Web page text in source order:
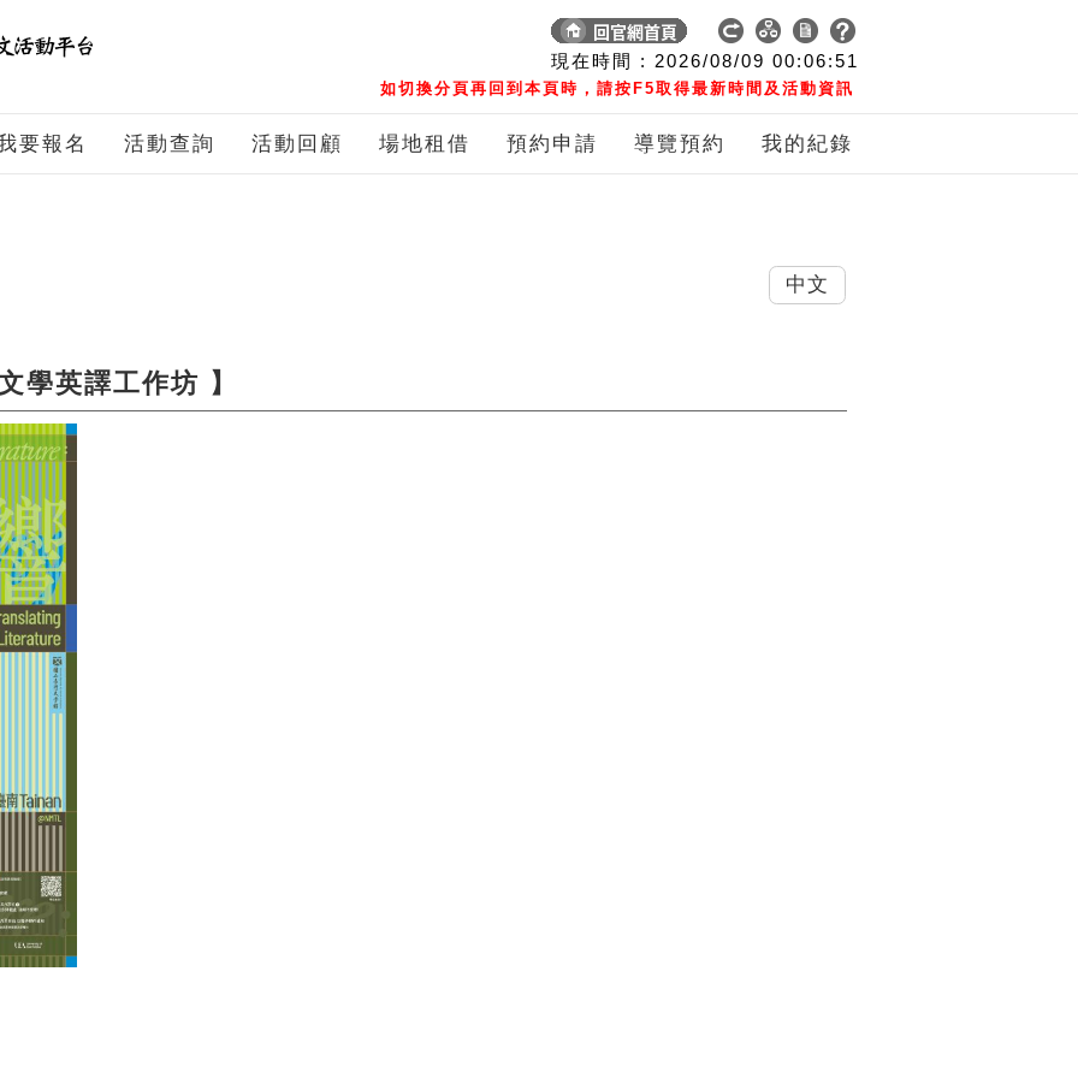
現在時間 : 2026/08/09 00:06:52
如切換分頁再回到本頁時，請按F5取得最新時間及活動資訊
要報名 活動查詢 活動回顧 場地租借 預約申請 導覽預約 我的紀錄
學英譯工作坊 】